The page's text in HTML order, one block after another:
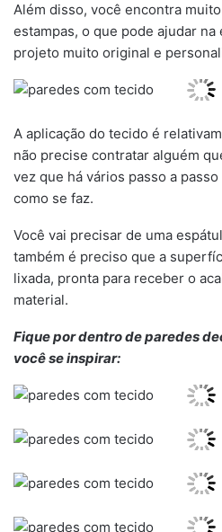
Além disso, você encontra
estampas, o que pode ajudar na
projeto muito original e
A aplicação do tecido é
não precise contratar alguém
vez que há vários passo a
como se faz.
Você vai precisar de uma
também é preciso que a
lixada, pronta para receber o
material.
Fique por dentro de paredes
você se inspirar: